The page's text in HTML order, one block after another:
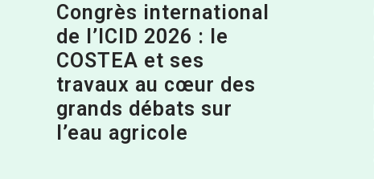
Congrès international
de l’ICID 2026 : le
COSTEA et ses
travaux au cœur des
grands débats sur
l’eau agricole